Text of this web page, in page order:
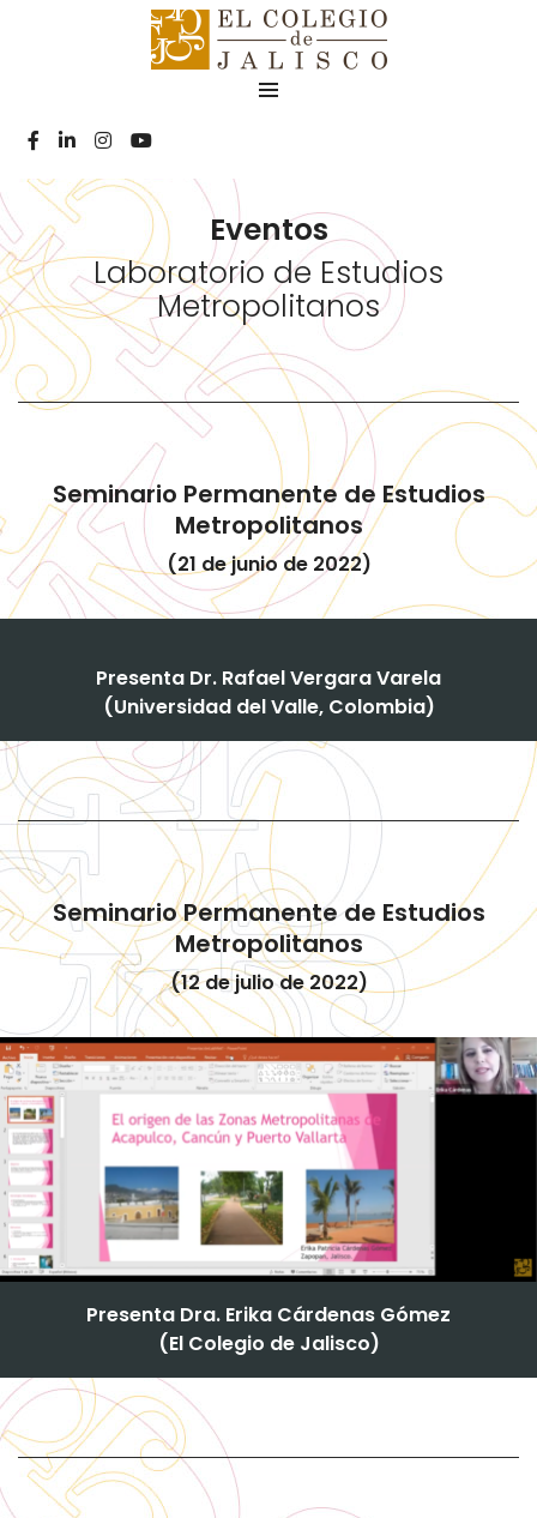
Eventos
Laboratorio de Estudios
Metropolitanos
Seminario Permanente de Estudios
Metropolitanos
(21 de junio de 2022)
Presenta Dr. Rafael Vergara Varela
(Universidad del Valle, Colombia)
Seminario Permanente de Estudios
Metropolitanos
(12 de julio de 2022)
Presenta Dra. Erika Cárdenas Gómez
(El Colegio de Jalisco)